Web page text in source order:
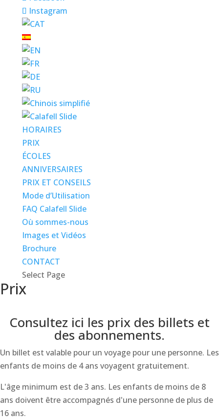
Instagram
HORAIRES
PRIX
ÉCOLES
ANNIVERSAIRES
PRIX ET CONSEILS
Mode d’Utilisation
FAQ Calafell Slide
Où sommes-nous
Images et Vidéos
Brochure
CONTACT
Select Page
Prix
Consultez ici les prix des billets et
des abonnements.
Un billet est valable pour un voyage pour une personne. Les
enfants de moins de 4 ans voyagent gratuitement.
L'âge minimum est de 3 ans. Les enfants de moins de 8
ans doivent être accompagnés d'une personne de plus de
16 ans.